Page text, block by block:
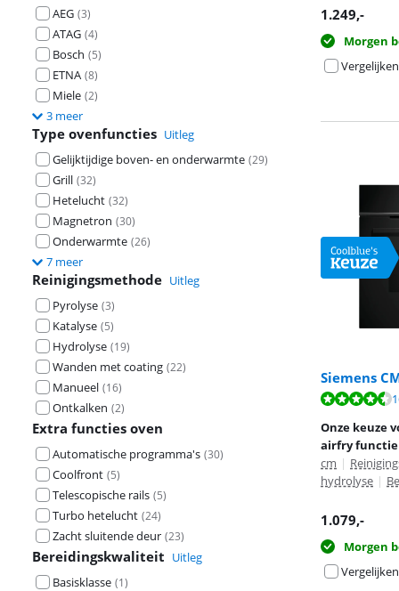
AEG (3)
ATAG (4)
Bosch (5)
ETNA (8)
Miele (2)
3 meer
Type ovenfuncties Uitleg
Gelijktijdige boven- en onderwarmte (29)
Grill (32)
Hetelucht (32)
Magnetron (30)
Onderwarmte (26)
7 meer
Reinigingsmethode Uitleg
Pyrolyse (3)
Katalyse (5)
Hydrolyse (19)
Wanden met coating (22)
Manueel (16)
Ontkalken (2)
Extra functies oven
Automatische programma's (30)
Coolfront (5)
Telescopische rails (5)
Turbo hetelucht (24)
Zacht sluitende deur (23)
Bereidingskwaliteit Uitleg
Basisklasse (1)
1.249,-
Morgen
Vergelijken
Siemens
Beoordeling is
Onze keuze
airfry functie
cm |
hydrolyse |
1.079,-
Morgen
Vergelijken
Beoordeling is
Beoordeling is